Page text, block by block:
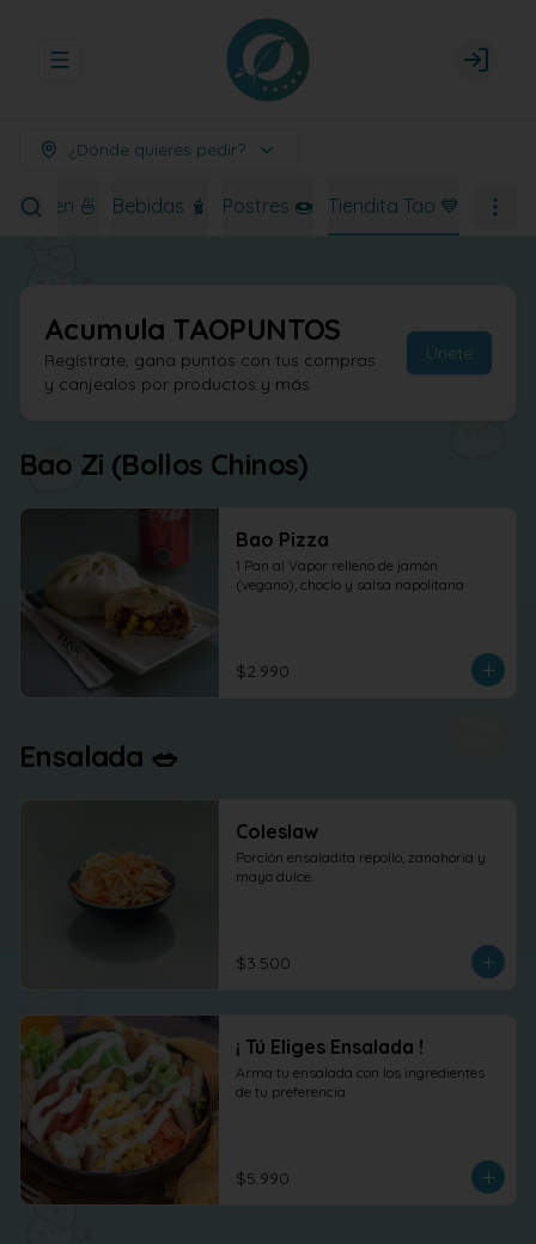
Abrir menu de navegación Login
¿Dónde quieres pedir?
Ramen 🍜 Bebidas 🧋 Postres 🍩 Tiendita Tao 💙
Acumula TAOPUNTOS
Regístrate, gana puntos con tus compras
y canjealos por productos y más
Únete
Bao Zi (Bollos Chinos)
Bao Pizza
1 Pan al Vapor relleno de jamón
(vegano), choclo y salsa napolitana
$2.990
Ensalada 🥗
Coleslaw
Porción ensaladita repollo, zanahoria y
mayo dulce.
$3.500
¡ Tú Eliges Ensalada !
Arma tu ensalada con los ingredientes
de tu preferencia
$5.990